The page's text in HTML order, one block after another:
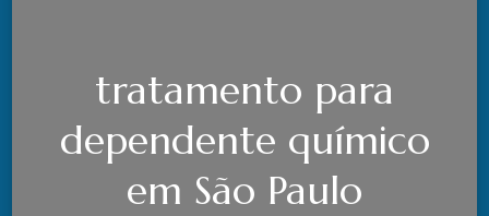
tratamento para
dependente químico
em São Paulo